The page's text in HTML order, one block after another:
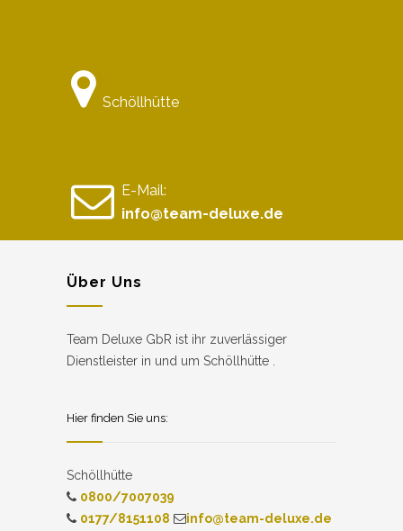
Schöllhütte
E-Mail:
info@team-deluxe.de
Über Uns
Team Deluxe GbR ist ihr zuverlässiger
Dienstleister in und um Schöllhütte .
Hier finden Sie uns:
Schöllhütte
0800/7007039
0177/8151108
info@team-deluxe.de